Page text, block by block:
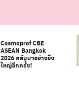
Cosmoprof CBE
ASEAN Bangkok
2026 กลับมาอย่างยิ่ง
ใหญ่อีกครั้ง!